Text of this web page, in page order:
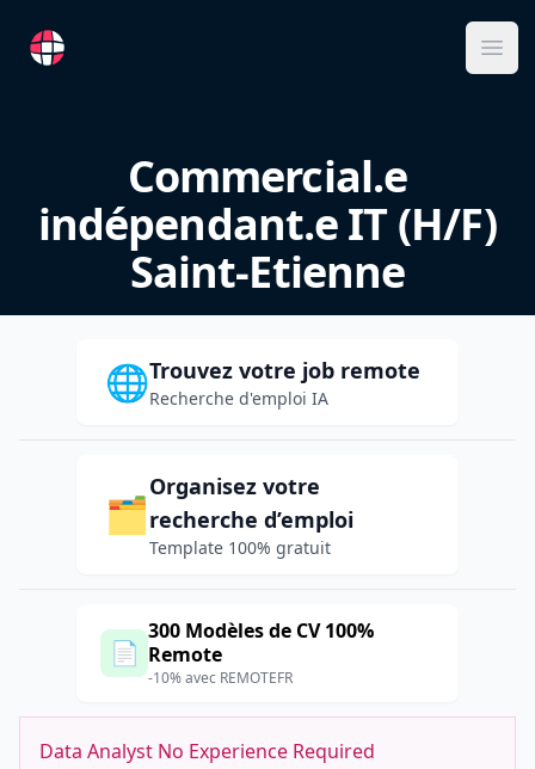
RemoteFR
Commercial.e
indépendant.e IT (H/F)
Saint-Etienne
🌐Trouvez votre job remote
Recherche d'emploi IA
🗂️
Organisez votre
recherche d’emploi
Template 100% gratuit
📄
300 Modèles de CV 100%
Remote
-10% avec REMOTEFR
Data Analyst No Experience Required